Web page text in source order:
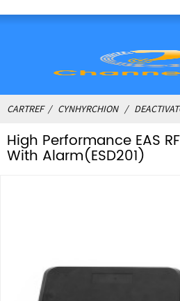
CARTREF CYNHYRCHION
High Performance EAS
With Alarm(ESD201)